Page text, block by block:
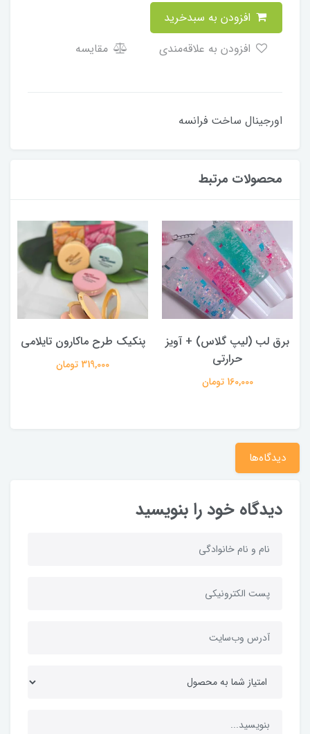
مقایسه
اورجینال ساخت فرانسه
محصولات مرتبط
برق لب (لیپ گلاس) + آویز
حرارتی
160,000 تومان
پنکیک طرح ماکارون تایلامی
319,000 تومان
دیدگاه‌ها
دیدگاه خود را بنویسید